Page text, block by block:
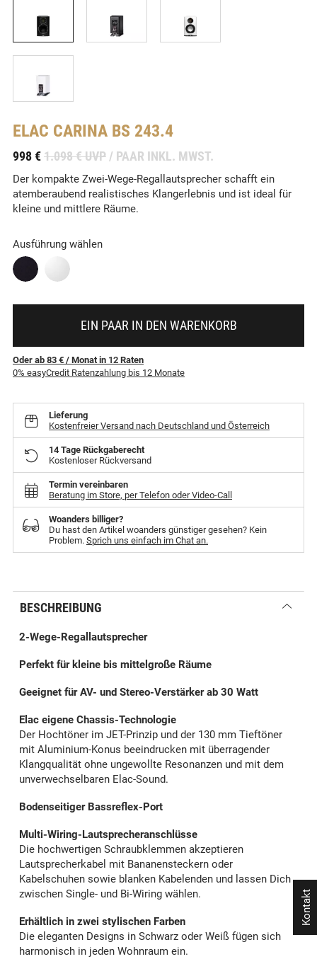
ELAC CARINA BS 243.4
998 €1.098 € UVP / PAAR INKL. MWST.
Der kompakte Zwei-Wege-Regallautsprecher schafft ein
atemberaubend realistisches Klangerlebnis und ist ideal für
kleine und mittlere Räume.
Ausführung wählen
EIN PAAR IN DEN WARENKORB
Oder ab 83 € / Monatin 12 Raten
0% easyCredit Ratenzahlung bis 12 Monate
Lieferung
Kostenfreier Versand nach Deutschland und Österreich
14 Tage Rückgaberecht
Kostenloser Rückversand
Termin vereinbaren
Beratung im Store, per Telefon oder Video-Call
Woanders billiger?
Du hast den Artikel woanders günstiger gesehen? Kein
Problem. Sprich uns einfach im Chat an.
BESCHREIBUNG
2-Wege-Regallautsprecher
Perfekt für kleine bis mittelgroße Räume
Geeignet für AV- und Stereo-Verstärker ab 30 Watt
Elac eigene Chassis-Technologie
Der Hochtöner im JET-Prinzip und der 130 mm Tieftöner
mit Aluminium-Konus beeindrucken mit überragender
Klangqualität ohne ungewollte Resonanzen und mit dem
unverwechselbaren Elac-Sound.
Bodenseitiger Bassreflex-Port
Multi-Wiring-Lautsprecheranschlüsse
Die hochwertigen Schraubklemmen akzeptieren
Lautsprecherkabel mit Bananensteckern oder
Kabelschuhen sowie blanken Kabelenden und lassen Dich
zwischen Single- und Bi-Wiring wählen.
Erhältlich in zwei stylischen Farben
Die eleganten Designs in Schwarz oder Weiß fügen sich
harmonisch in jeden Wohnraum ein.
Kontakt